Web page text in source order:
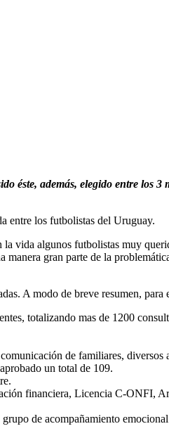
éste, además, elegido entre los 3
entre los futbolistas del Uruguay.
vida algunos futbolistas muy
manera gran parte de la
A modo de breve resumen, para
totalizando mas de 1200
de familiares, diversos
un total de 109.
financiera, Licencia C-ONFI,
de acompañamiento